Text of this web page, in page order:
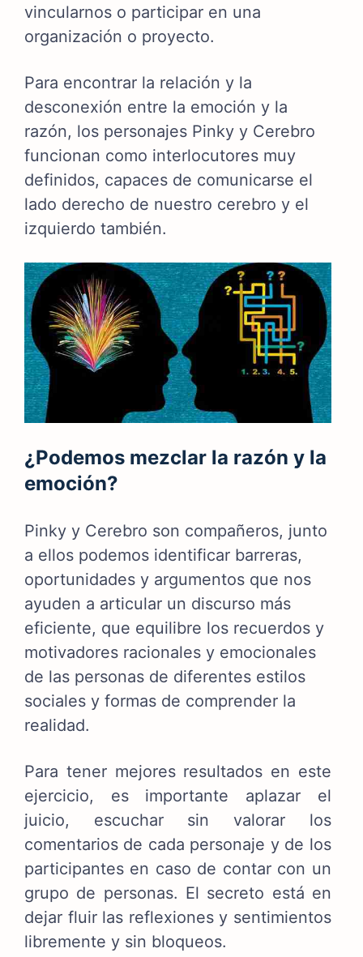
vincularnos o participar en una
organización o proyecto.
Para encontrar la relación y la
desconexión entre la emoción y la
razón, los personajes Pinky y Cerebro
funcionan como interlocutores muy
definidos, capaces de comunicarse el
lado derecho de nuestro cerebro y el
izquierdo también.
¿Podemos mezclar la razón y la
emoción?
Pinky y Cerebro son compañeros, junto
a ellos podemos identificar barreras,
oportunidades y argumentos que nos
ayuden a articular un discurso más
eficiente, que equilibre los recuerdos y
motivadores racionales y emocionales
de las personas de diferentes estilos
sociales y formas de comprender la
realidad.
Para tener mejores resultados en este
ejercicio, es importante aplazar el
juicio, escuchar sin valorar los
comentarios de cada personaje y de los
participantes en caso de contar con un
grupo de personas. El secreto está en
dejar fluir las reflexiones y sentimientos
libremente y sin bloqueos.